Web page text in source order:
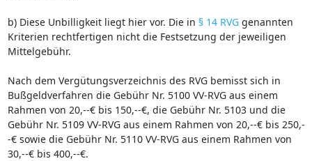
b) Diese Unbilligkeit liegt hier vor. Die in § 14 RVGgenannten
Kriterien rechtfertigen nicht die Festsetzung der jeweiligen
Mittelgebühr.
Nach dem Vergütungsverzeichnis des RVG bemisst sich in
Bußgeldverfahren die Gebühr Nr. 5100 VV-RVG aus einem
Rahmen von 20,--€ bis 150,--€, die Gebühr Nr. 5103 und die
Gebühr Nr. 5109 VV-RVG aus einem Rahmen von 20,--€ bis 250,-
-€ sowie die Gebühr Nr. 5110 VV-RVG aus einem Rahmen von
30,--€ bis 400,--€.